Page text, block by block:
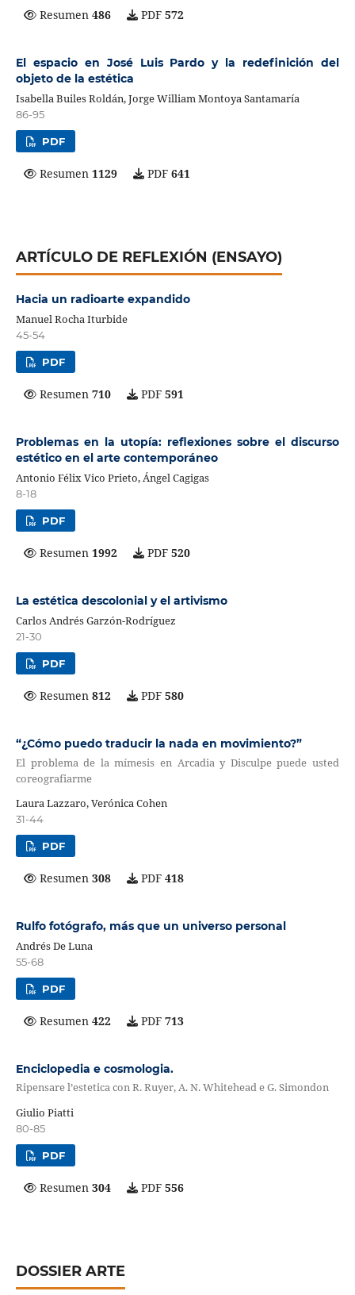
Resumen 486 PDF 572
El espacio en José Luis Pardo y la redefinición del
objeto de la estética
Isabella Builes Roldán, Jorge William Montoya Santamaría
86-95
PDF
Resumen 1129 PDF 641
ARTÍCULO DE REFLEXIÓN (ENSAYO)
Hacia un radioarte expandido
Manuel Rocha Iturbide
45-54
PDF
Resumen 710 PDF 591
Problemas en la utopía: reflexiones sobre el discurso
estético en el arte contemporáneo
Antonio Félix Vico Prieto, Ángel Cagigas
8-18
PDF
Resumen 1992 PDF 520
La estética descolonial y el artivismo
Carlos Andrés Garzón-Rodríguez
21-30
PDF
Resumen 812 PDF 580
“¿Cómo puedo traducir la nada en movimiento?”
El problema de la mímesis en Arcadia y Disculpe puede usted
coreografiarme
Laura Lazzaro, Verónica Cohen
31-44
PDF
Resumen 308 PDF 418
Rulfo fotógrafo, más que un universo personal
Andrés De Luna
55-68
PDF
Resumen 422 PDF 713
Enciclopedia e cosmologia.
Ripensare l’estetica con R. Ruyer, A. N. Whitehead e G. Simondon
Giulio Piatti
80-85
PDF
Resumen 304 PDF 556
DOSSIER ARTE